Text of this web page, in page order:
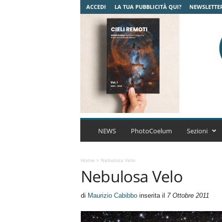
ACCEDI LA TUA PUBBLICITÀ QUI?
C
A
r
NEWS PhotoCoelum Sezioni
Home > Nebulosa Velo
Nebulosa Velo
di Maurizio Cabibboinserita il 7 Ottobre 2011